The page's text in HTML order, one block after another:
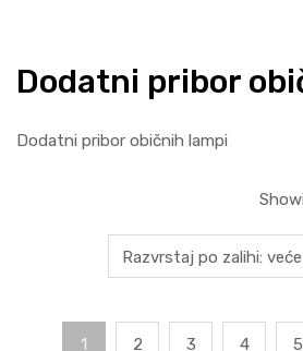
Dodatni pribor
Dodatni pribor običnih lampi
1 2 3 4 5